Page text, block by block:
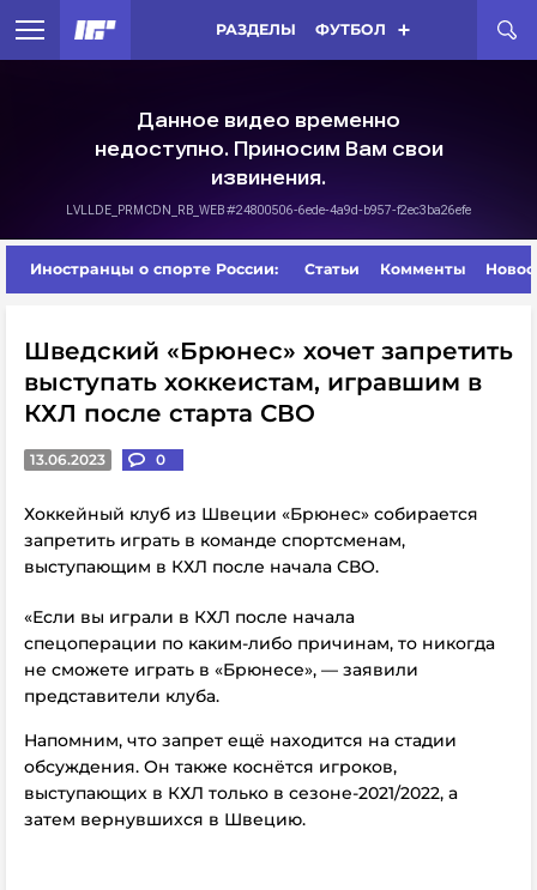
РАЗДЕЛЫ ФУТБОЛ
Иностранцы о спорте России: Статьи Комменты
Шведский «Брюнес» хочет запретить
выступать хоккеистам, игравшим в
КХЛ после старта СВО
13.06.2023 0
Хоккейный клуб из Швеции «Брюнес» собирается
запретить играть в команде спортсменам,
выступающим в КХЛ после начала СВО.
«Если вы играли в КХЛ после начала
спецоперации по каким-либо причинам, то никогда
не сможете играть в «Брюнесе», — заявили
представители клуба.
Напомним, что запрет ещё находится на стадии
обсуждения. Он также коснётся игроков,
выступающих в КХЛ только в сезоне-2021/2022, а
затем вернувшихся в Швецию.